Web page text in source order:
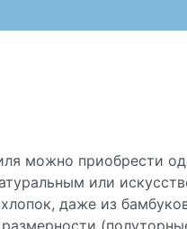
можно приобрести
или
даже из